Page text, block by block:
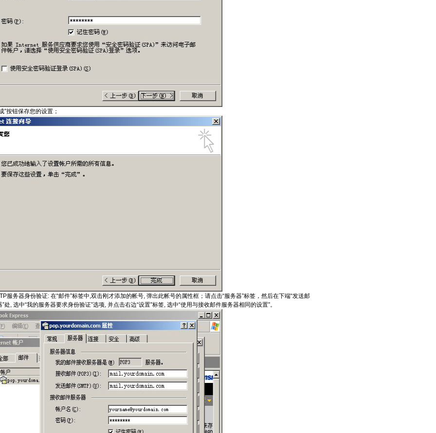
”按钮保存您的设置；
服务器身份验证: 在“邮件”标签中,双击刚才添加的帐号, 弹出此帐号的属性框；请点击“服务器”标签，然后在下端“发送邮
处, 选中“我的服务器要求身份验证”选项, 并点击右边“设置”标签, 选中“使用与接收邮件服务器相同的设置”。